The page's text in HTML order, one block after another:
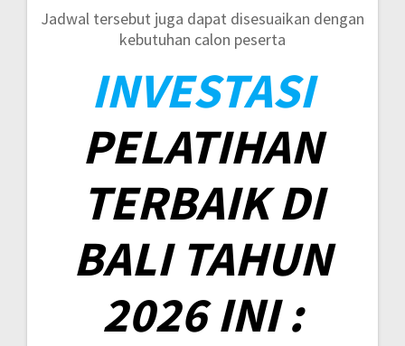
Jadwal tersebut juga dapat disesuaikan dengan
kebutuhan calon peserta
INVESTASI
PELATIHAN
TERBAIK DI
BALI TAHUN
2026 INI :